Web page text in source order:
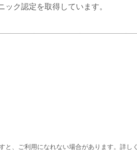
ク認定を取得しています。
、ご利用になれない場合があります。詳しく